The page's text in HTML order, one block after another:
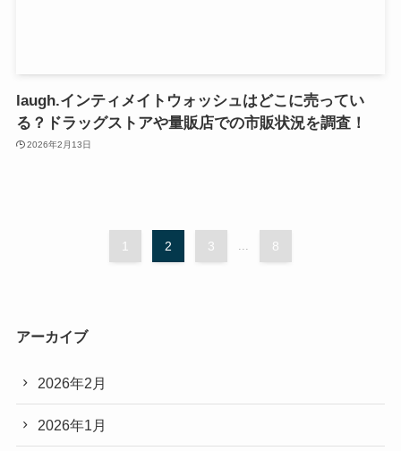
laugh.インティメイトウォッシュはどこに売ってい
る？ドラッグストアや量販店での市販状況を調査！
2026年2月13日
1 2 3 ... 8
アーカイブ
2026年2月
2026年1月